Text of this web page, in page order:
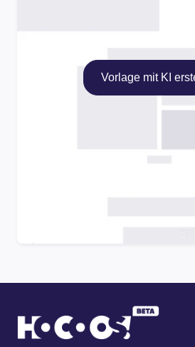
Vorlage mit KI